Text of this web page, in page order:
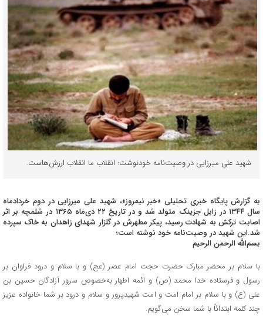
شهید علی میرزایی در وصیت‌نامه خودنوشت: انقلاب ما انقلاب ارزش‌هاست.
به گزارش پایگاه خبری تحلیلی «خبر نیمروز»، شهید علی میرزایی در دوم خردادماه
سال ۱۳۴۴ در زابل جزینک متولد شد و در تاریخ ۲۲ دی‌ماه ۱۳۶۵ در شلمچه بر اثر
اصابت ترکش به شهادت رسید، پیکر مطهرش در گلزار شهدای زاهدان به خاک سپرده
شد.این شهید در وصیت‌نامه خود نوشته است؛
بسم‌الله الرحمن الرحیم
با سلام بر محضر مبارک حضرت حجت امام عصر (عج) و با سلام و درود فراوان بر
رسول و فرستاده خدا محمد (ص) و ائمه اطهار به‌خصوص سرور آزادگان حسین بن
علی (ع) و با سلام بر امام امت و امت شهیدپرور و سلام و درود بر شما خانواده عزیز
چند کلمه ابتدائاً با شما سخن می‌گویم.